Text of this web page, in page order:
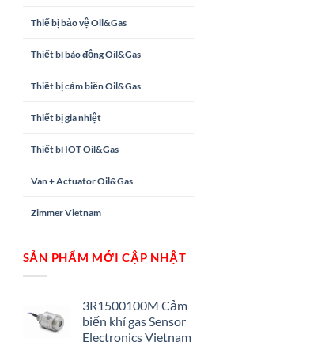
Thiế bị bảo vệ Oil&Gas
Thiết bị báo động Oil&Gas
Thiết bị cảm biến Oil&Gas
Thiết bị gia nhiệt
Thiết bị IOT Oil&Gas
Van + Actuator Oil&Gas
Zimmer Vietnam
SẢN PHẨM MỚI CẬP NHẬT
3R1500100M Cảm
biến khí gas Sensor
Electronics Vietnam